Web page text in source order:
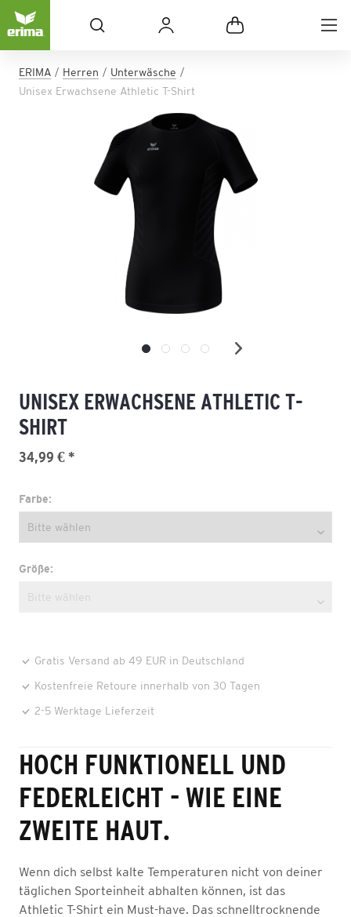
ERIMA Herren
Unterwäsche
Unisex Erwachsene Athletic T-Shirt
UNISEX ERWACHSENE ATHLETIC T-
SHIRT
34,99 € *
Farbe:
Größe:
Gratis Versand ab 49 EUR in Deutschland
Kostenfreie Retoure innerhalb von 30 Tagen
2-5 Werktage Lieferzeit
HOCH FUNKTIONELL UND
FEDERLEICHT - WIE EINE
ZWEITE HAUT.
Wenn dich selbst kalte Temperaturen nicht von deiner
täglichen Sporteinheit abhalten können, ist das
Athletic T-Shirt ein Must-have. Das schnelltrocknende